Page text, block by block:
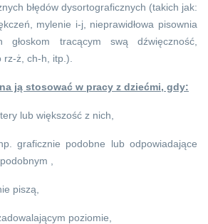
błędów dysortograficznych (takich jak:
mylenie i-j, nieprawidłowa pisownia
głoskom tracącym swą dźwięczność,
rz-ż, ch-h, itp.).
ją stosować w pracy z dziećmi, gdy:
lub większość z nich,
graficznie podobne lub odpowiadające
,
piszą,
poziomie,